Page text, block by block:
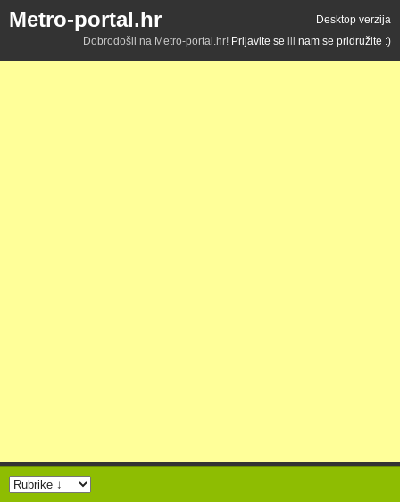
Metro-portal.hr
Desktop verzija
Dobrodošli na Metro-portal.hr! Prijavite se ili nam se pridružite :)